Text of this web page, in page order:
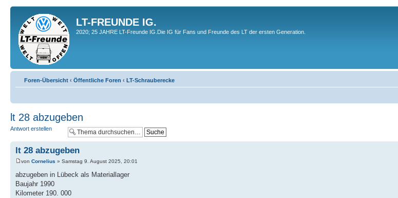
LT-FREUNDE IG.
2020; 25 JAHRE LT-Freunde IG.Die IG für Fans und Freunde des LT der ersten Generation.
Foren-Übersicht ‹ Öffentliche Foren ‹ LT-Schrauberecke
lt 28 abzugeben
Antwort erstellen
lt 28 abzugeben
von Cornelius » Samstag 9. August 2025, 20:01
abzugeben in Lübeck als Materiallager
Baujahr 1990
Kilometer 190. 000